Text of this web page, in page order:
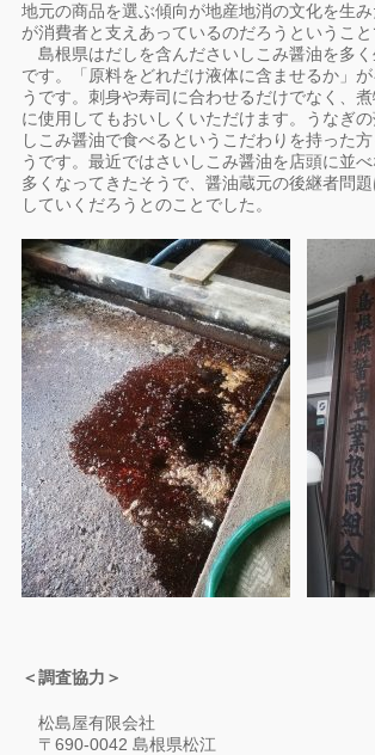
地元の商品を選ぶ傾向が地産地消の文化を生
が消費者と支えあっているのだろうということ
島根県はだしを含んださいしこみ醤油を多く
です。「原料をどれだけ液体に含ませるか」
うです。刺身や寿司に合わせるだけでなく、
に使用してもおいしくいただけます。うなぎ
しこみ醤油で食べるというこだわりを持った
うです。最近ではさいしこみ醤油を店頭に並
多くなってきたそうで、醤油蔵元の後継者問
していくだろうとのことでした。
＜調査協力＞
松島屋有限会社
〒690-0042 島根県松江